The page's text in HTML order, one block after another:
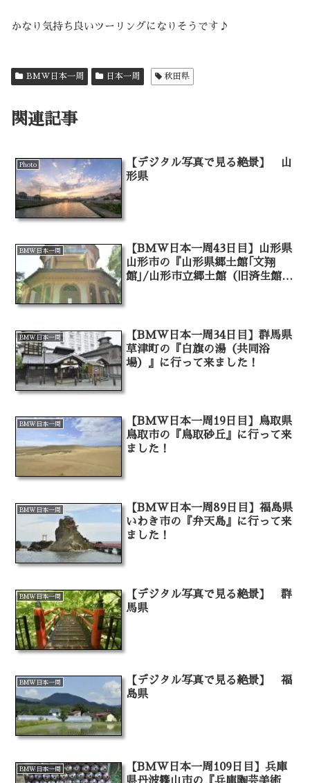
かなり気持ち良いツーリングになりそうです♪
BMW日本一周 日本一周 秋田県
関連記事
Photo
【デジタル写真で見る絶景】 山
形県
BMW日本一周
【BMW日本一周43日目】山形県
山形市の『山形県郷土館｢文翔
館｣/山形市立郷土館（旧済生館本
BMW日本一周
【BMW日本一周34日目】群馬県
草津町の『白旗の湯（共同浴
場）』に行って来ました！
BMW日本一周
【BMW日本一周19日目】鳥取県
鳥取市の『鳥取砂丘』に行って来
ました！
BMW日本一周
【BMW日本一周89日目】福島県
いわき市の『弁天島』に行って来
ました！
BMW日本一周
【デジタル写真で見る絶景】 群
馬県
BMW日本一周
【デジタル写真で見る絶景】 福
島県
BMW日本一周
【BMW日本一周109日目】兵庫
県丹波篠山市の『兵庫陶芸美術